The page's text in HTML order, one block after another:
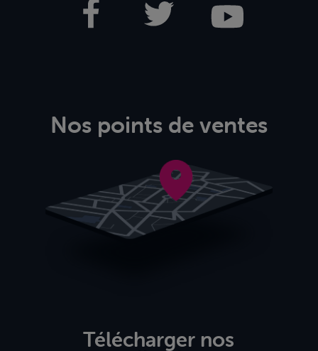
Nos points de ventes
Télécharger nos